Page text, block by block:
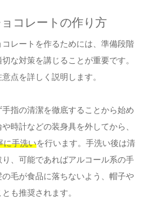
コレートの作り方
レートを作るためには、準備段階
な対策を講じることが重要です。
点を詳しく説明します。
指の清潔を徹底することから始め
時計などの装身具を外してから、
に手洗いを行います。手洗い後は清
、可能であればアルコール系の手
毛が食品に落ちないよう、帽子や
も推奨されます。